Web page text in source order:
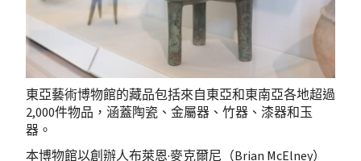
東亞藝術博物館的藏品包括來自東亞和東南亞各地超過
2,000件物品，涵蓋陶瓷、金屬器、竹器、漆器和玉
器。
本博物館以創辦人布萊恩·麥克爾尼（Brian McElney）